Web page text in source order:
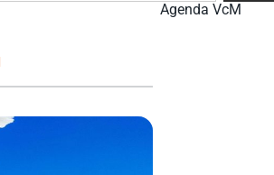
Agenda VcM